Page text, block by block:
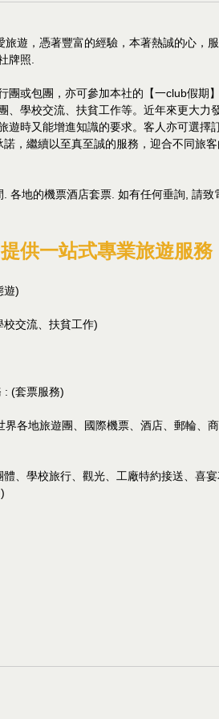
遊，憑著豐富的經驗，本著熱誠的心，
牌照.
團或包團，亦可參加本社的【一club假期
、學校交流、扶貧工作等。近年來更大力
遊時又能增進知識的要求。客人亦可選擇
諾，繼續以至真至誠的服務，迎合不同旅
各地的機票酒店套票. 如有任何垂詢, 請致
供一站式專業旅遊服務
遊)
交流、扶貧工作)
: (套票服務)
各地旅遊團、國際機票、酒店、郵輪、商
、學校旅行、觀光、工廠特約接送、喜